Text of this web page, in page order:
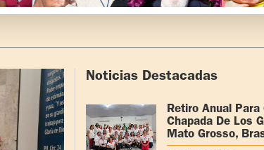
Noticias Destacadas
Retiro Anual Para
Chapada De Los
Mato Grosso,